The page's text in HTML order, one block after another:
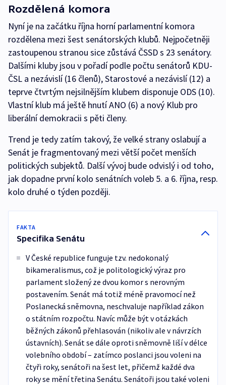
Rozdělená komora
Nyní je na začátku října horní parlamentní komora
rozdělena mezi šest senátorských klubů. Nejpočetněji
zastoupenou stranou sice zůstává ČSSD s 23 senátory.
Dalšími kluby jsou v pořadí podle počtu senátorů KDU-
ČSL a nezávislí (16 členů), Starostové a nezávislí (12) a
teprve čtvrtým nejsilnějším klubem disponuje ODS (10).
Vlastní klub má ještě hnutí ANO (6) a nový Klub pro
liberální demokracii s pěti členy.
Trend je tedy zatím takový, že velké strany oslabují a
Senát je fragmentovaný mezi větší počet menších
politických subjektů. Další vývoj bude odvislý i od toho,
jak dopadne první kolo senátních voleb 5. a 6. října, resp.
kolo druhé o týden později.
FAKTA
Specifika Senátu
V České republice funguje tzv. nedokonalý
bikameralismus, což je politologický výraz pro
parlament složený ze dvou komor s nerovným
postavením. Senát má totiž méně pravomocí než
Poslanecká sněmovna, neschvaluje například zákon
o státním rozpočtu. Navíc může být v otázkách
běžných zákonů přehlasován (nikoliv ale v návrzích
ústavních). Senát se dále oproti sněmovně liší v délce
volebního období – zatímco poslanci jsou voleni na
čtyři roky, senátoři na šest let, přičemž každé dva
roky se mění třetina Senátu. Senátoři jsou také voleni